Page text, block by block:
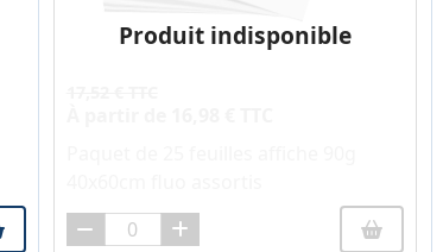
Produit indisponible